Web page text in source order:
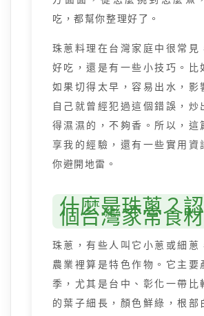
吃，都幫你整理好了。
珠蔥料理在台灣家庭中很常見
好吃，還是有一些小技巧。比
如果切得太早，容易出水，影
自己就曾經犯過這個錯誤，炒
得濕濕的，不夠香。所以，這
享我的經驗，還有一些實用資
你避開地雷。
什麼是珠蔥？
個台灣家常食材
珠蔥，有些人叫它小蔥或細蔥
農業裡算是特色作物。它主要
季，尤其是台中、彰化一帶比
的葉子細長，顏色鮮綠，根部